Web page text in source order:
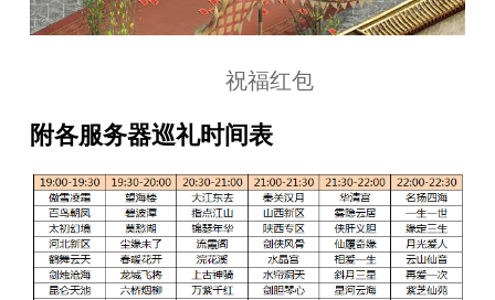
祝福红包
附各服务器巡礼时间表